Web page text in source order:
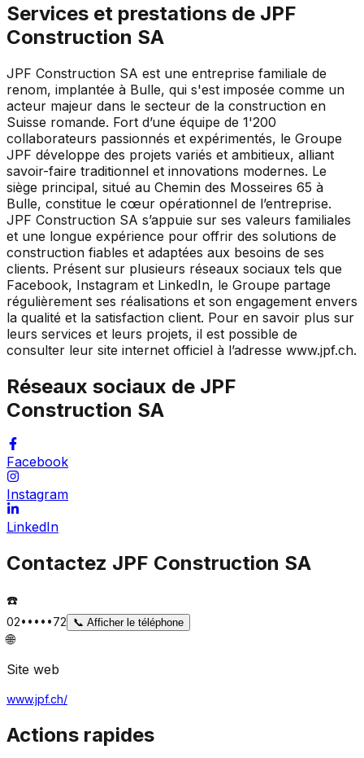
Services et prestations de JPF
Construction SA
JPF Construction SA est une entreprise familiale de
renom, implantée à Bulle, qui s'est imposée comme un
acteur majeur dans le secteur de la construction en
Suisse romande. Fort d’une équipe de 1'200
collaborateurs passionnés et expérimentés, le Groupe
JPF développe des projets variés et ambitieux, alliant
savoir-faire traditionnel et innovations modernes. Le
siège principal, situé au Chemin des Mosseires 65 à
Bulle, constitue le cœur opérationnel de l’entreprise.
JPF Construction SA s’appuie sur ses valeurs familiales
et une longue expérience pour offrir des solutions de
construction fiables et adaptées aux besoins de ses
clients. Présent sur plusieurs réseaux sociaux tels que
Facebook, Instagram et LinkedIn, le Groupe partage
régulièrement ses réalisations et son engagement envers
la qualité et la satisfaction client. Pour en savoir plus sur
leurs services et leurs projets, il est possible de
consulter leur site internet officiel à l’adresse www.jpf.ch.
Réseaux sociaux de JPF
Construction SA
Facebook
Instagram
LinkedIn
Contactez JPF Construction SA
☎️
02•••••72 📞 Afficher le téléphone
🌐
Site web
www.jpf.ch/
Actions rapides